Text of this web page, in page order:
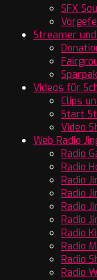
SFX
Streamer
Videos für
Clips
Start
Video
Web Radio
Radio
Radio
Radio
Radio
Radio
Radio
Radio
Radio
Radio
Radio